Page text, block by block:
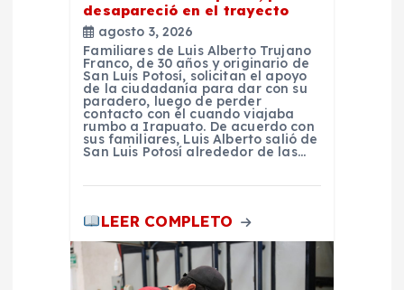
desapareció en el trayecto
agosto 3, 2026
Familiares de Luis Alberto Trujano
Franco, de 30 años y originario de
San Luis Potosí, solicitan el apoyo
de la ciudadanía para dar con su
paradero, luego de perder
contacto con él cuando viajaba
rumbo a Irapuato. De acuerdo con
sus familiares, Luis Alberto salió de
San Luis Potosí alrededor de las…
LEER COMPLETO